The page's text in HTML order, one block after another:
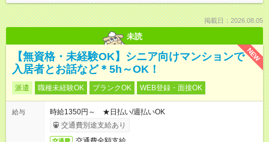
掲載日：2026.08.05
未読
NEW
【無資格・未経験OK】シニア向けマンションで
入居者とお話など＊5h～OK！
派遣 職種未経験OK ブランクOK WEB登録・面接OK
給与
時給1350円～ ★日払い/週払いOK
交通費別途支給あり